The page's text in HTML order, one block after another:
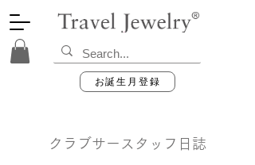
お誕生月登録
クラブサースタッフ日誌